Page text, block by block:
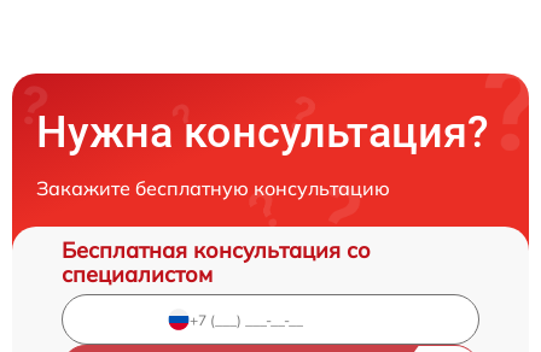
Нужна консультация?
Закажите бесплатную консультацию
Бесплатная консультация со
специалистом